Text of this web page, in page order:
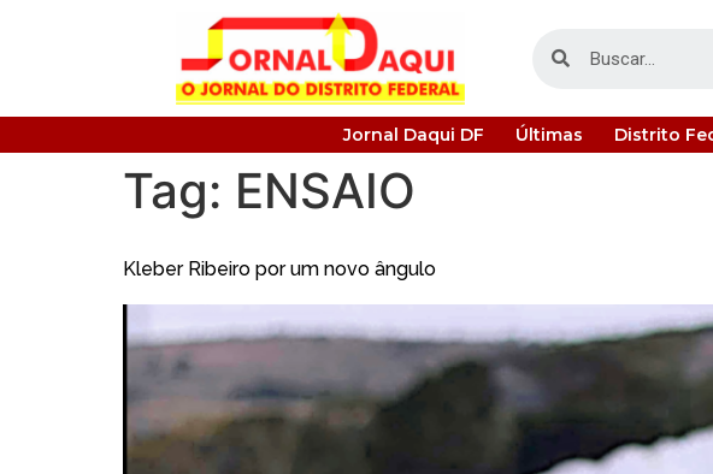
Jornal Daqui DF Últimas Distrito
Tag: ENSAIO
Kleber Ribeiro por um novo ângulo